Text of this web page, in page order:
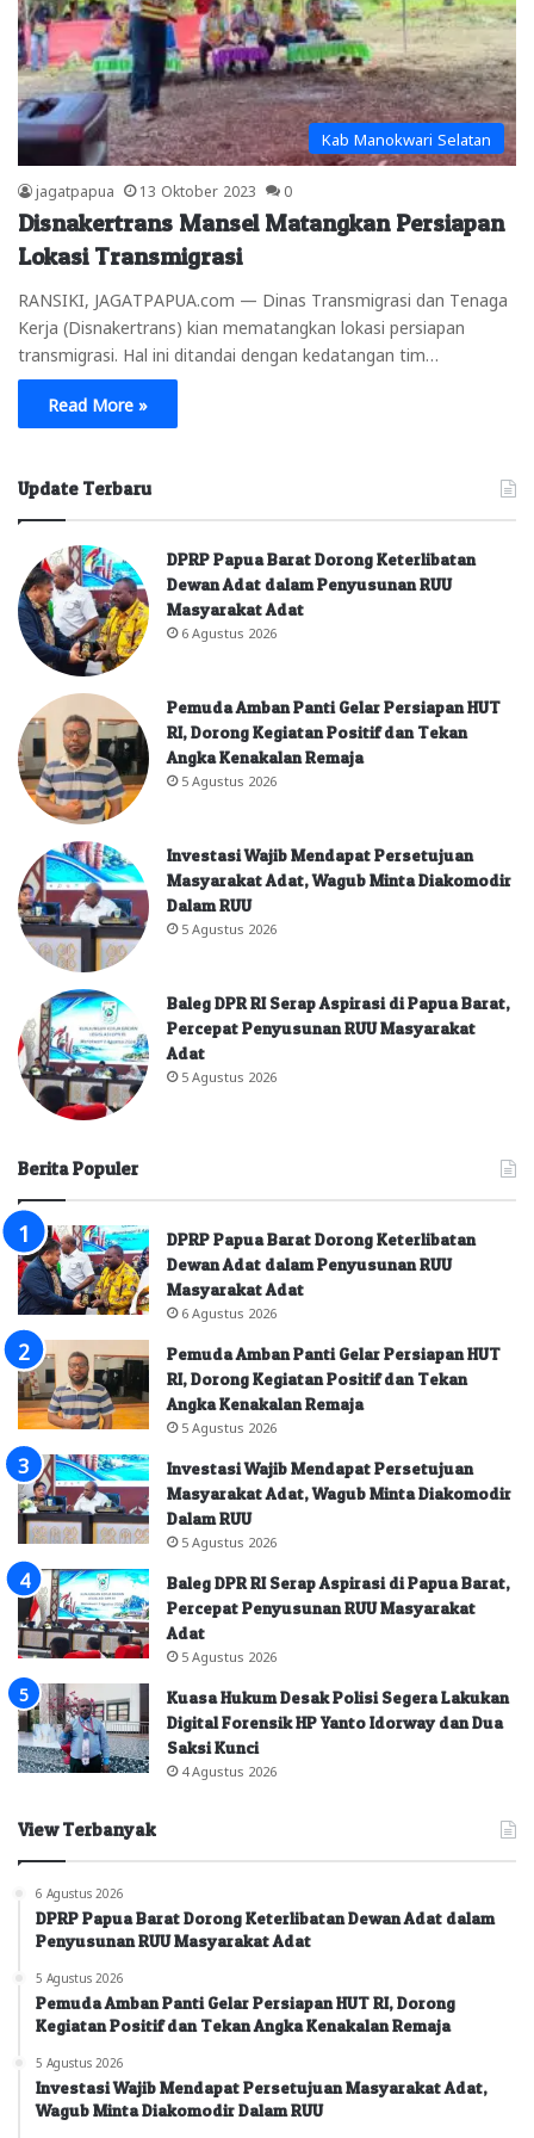
Kab Manokwari Selatan
jagatpapua 13 Oktober 2023 0
Disnakertrans Mansel Matangkan Persiapan
Lokasi Transmigrasi
RANSIKI, JAGATPAPUA.com — Dinas Transmigrasi dan Tenaga
Kerja (Disnakertrans) kian mematangkan lokasi persiapan
transmigrasi. Hal ini ditandai dengan kedatangan tim…
Read More »
Update Terbaru
DPRP Papua Barat Dorong Keterlibatan
Dewan Adat dalam Penyusunan RUU
Masyarakat Adat
6 Agustus 2026
Pemuda Amban Panti Gelar Persiapan HUT
RI, Dorong Kegiatan Positif dan Tekan
Angka Kenakalan Remaja
5 Agustus 2026
Investasi Wajib Mendapat Persetujuan
Masyarakat Adat, Wagub Minta Diakomodir
Dalam RUU
5 Agustus 2026
Baleg DPR RI Serap Aspirasi di Papua Barat,
Percepat Penyusunan RUU Masyarakat
Adat
5 Agustus 2026
Berita Populer
DPRP Papua Barat Dorong Keterlibatan
Dewan Adat dalam Penyusunan RUU
Masyarakat Adat
6 Agustus 2026
Pemuda Amban Panti Gelar Persiapan HUT
RI, Dorong Kegiatan Positif dan Tekan
Angka Kenakalan Remaja
5 Agustus 2026
Investasi Wajib Mendapat Persetujuan
Masyarakat Adat, Wagub Minta Diakomodir
Dalam RUU
5 Agustus 2026
Baleg DPR RI Serap Aspirasi di Papua Barat,
Percepat Penyusunan RUU Masyarakat
Adat
5 Agustus 2026
Kuasa Hukum Desak Polisi Segera Lakukan
Digital Forensik HP Yanto Idorway dan Dua
Saksi Kunci
4 Agustus 2026
View Terbanyak
6 Agustus 2026
DPRP Papua Barat Dorong Keterlibatan Dewan Adat dalam
Penyusunan RUU Masyarakat Adat
5 Agustus 2026
Pemuda Amban Panti Gelar Persiapan HUT RI, Dorong
Kegiatan Positif dan Tekan Angka Kenakalan Remaja
5 Agustus 2026
Investasi Wajib Mendapat Persetujuan Masyarakat Adat,
Wagub Minta Diakomodir Dalam RUU